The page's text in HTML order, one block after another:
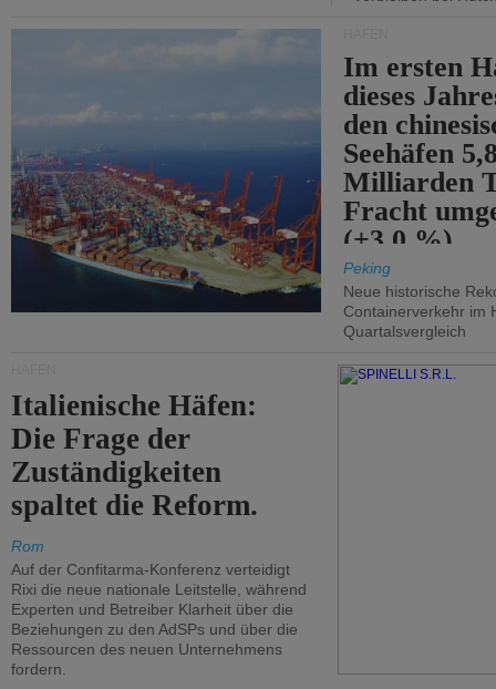
Im ersten
dieses
den
Seehäfen
Milliarden
Fracht
(+3,0 %).
Peking
Neue historische
Containerverkehr im
Quartalsvergleich
Italienische Häfen:
Die Frage der
Zuständigkeiten
spaltet die Reform.
Rom
Auf der Confitarma-Konferenz verteidigt
Rixi die neue nationale Leitstelle, während
Experten und Betreiber Klarheit über die
Beziehungen zu den AdSPs und über die
Ressourcen des neuen Unternehmens
fordern.